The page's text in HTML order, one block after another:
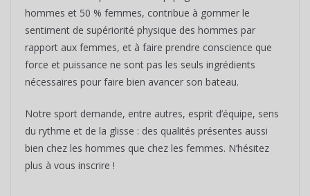
hommes et 50 % femmes, contribue à gommer le
sentiment de supériorité physique des hommes par
rapport aux femmes, et à faire prendre conscience que
force et puissance ne sont pas les seuls ingrédients
nécessaires pour faire bien avancer son bateau.
Notre sport demande, entre autres, esprit d’équipe, sens
du rythme et de la glisse : des qualités présentes aussi
bien chez les hommes que chez les femmes. N’hésitez
plus à vous inscrire !